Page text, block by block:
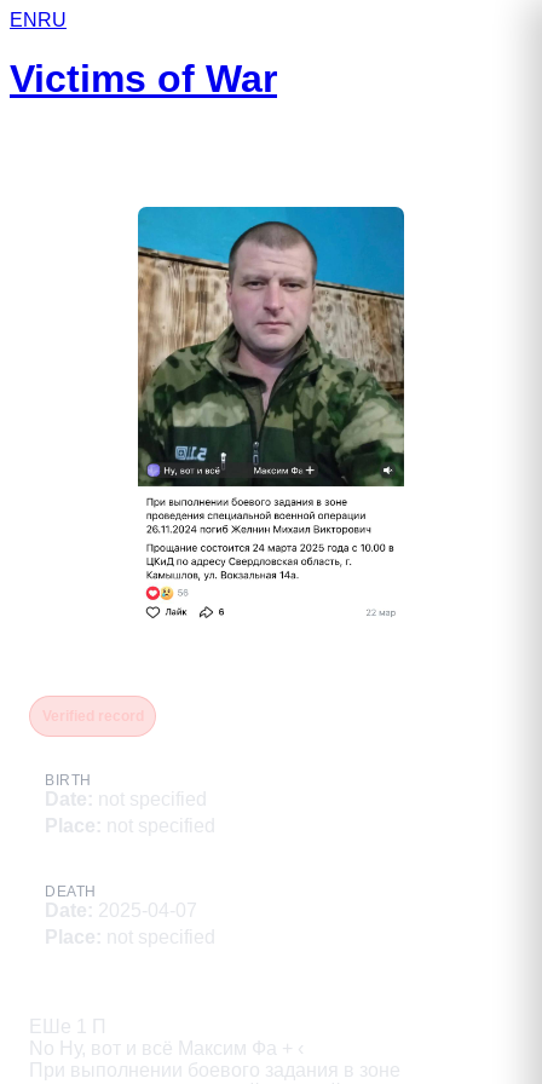
EN RU
Victims of War
BIRTH
Date: not specified
Place: not specified
DEATH
Date: 2025-04-07
Place: not specified
ЕШе 1 П
No Ну, вот и всё Максим Фа + ‹
При выполнении боевого задания в зоне